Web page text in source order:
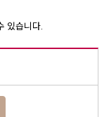
있습니다.